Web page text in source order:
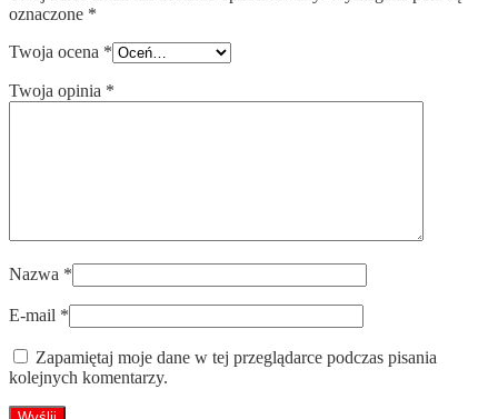
oznaczone *
Twoja ocena *
Twoja opinia *
Nazwa *
E-mail *
Zapamiętaj moje dane w tej przeglądarce podczas pisania
kolejnych komentarzy.